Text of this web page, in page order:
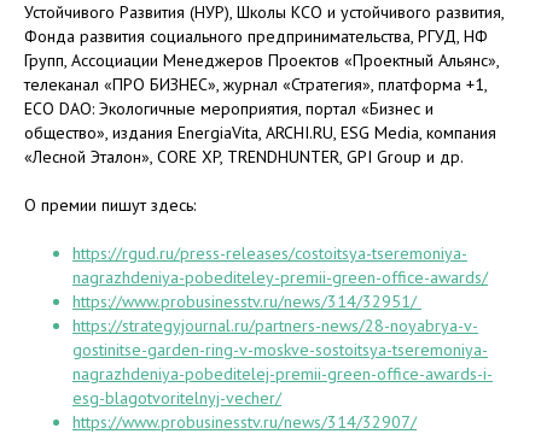
Устойчивого Развития (НУР), Школы КСО и устойчивого развития,
Фонда развития социального предпринимательства, РГУД, НФ
Групп, Ассоциации Менеджеров Проектов «Проектный Альянс»,
телеканал «ПРО БИЗНЕС», журнал «Стратегия», платформа +1,
ECO DAO: Экологичные мероприятия, портал «Бизнес и
общество», издания EnergiaVita, ARCHI.RU, ESG Media, компания
«Лесной Эталон», CORE XP, TRENDHUNTER, GPI Group и др.
О премии пишут здесь:
https://rgud.ru/press-releases/costoitsya-tseremoniya-
nagrazhdeniya-pobediteley-premii-green-office-awards/
https://www.probusinesstv.ru/news/314/32951/
https://strategyjournal.ru/partners-news/28-noyabrya-v-
gostinitse-garden-ring-v-moskve-sostoitsya-tseremoniya-
nagrazhdeniya-pobeditelej-premii-green-office-awards-i-
esg-blagotvoritelnyj-vecher/
https://www.probusinesstv.ru/news/314/32907/